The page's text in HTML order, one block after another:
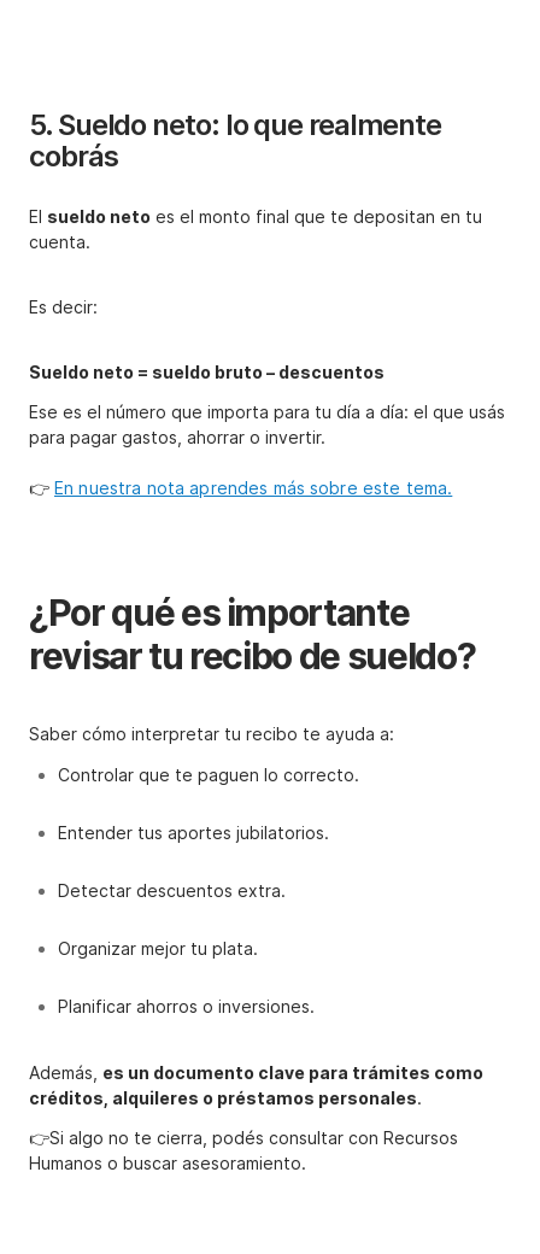
5. Sueldo neto: lo que realmente
cobrás
El sueldo neto es el monto final que te depositan en tu
cuenta.
Es decir:
Sueldo neto = sueldo bruto – descuentos
Ese es el número que importa para tu día a día: el que usás
para pagar gastos, ahorrar o invertir.
👉 En nuestra nota aprendes más sobre este tema.
¿Por qué es importante
revisar tu recibo de sueldo?
Saber cómo interpretar tu recibo te ayuda a:
Controlar que te paguen lo correcto.
Entender tus aportes jubilatorios.
Detectar descuentos extra.
Organizar mejor tu plata.
Planificar ahorros o inversiones.
Además, es un documento clave para trámites como
créditos, alquileres o préstamos personales.
👉Si algo no te cierra, podés consultar con Recursos
Humanos o buscar asesoramiento.